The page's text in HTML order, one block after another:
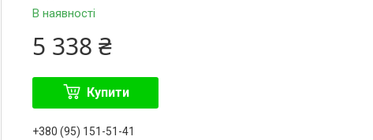
В наявності
5 338 ₴
Купити
+380 (95) 151-51-41